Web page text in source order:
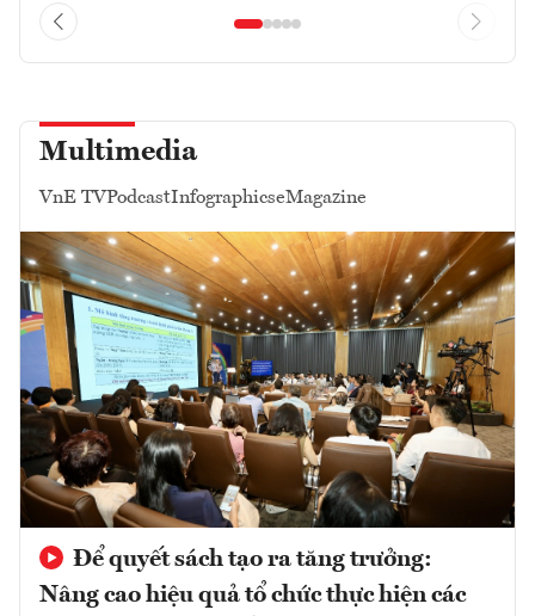
Multimedia
VnE TVPodcastInfographicseMagazine
Để quyết sách tạo ra tăng trưởng:
Nâng cao hiệu quả tổ chức thực hiện các